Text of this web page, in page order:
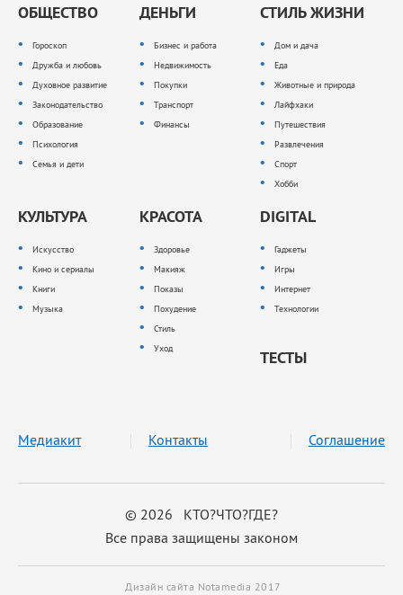
ОБЩЕСТВО
Гороскоп
Дружба и любовь
Духовное развитие
Законодательство
Образование
Психология
Семья и дети
ДЕНЬГИ
Бизнес и работа
Недвижимость
Покупки
Транспорт
Финансы
СТИЛЬ ЖИЗНИ
Дом и дача
Еда
Животные и природа
Лайфхаки
Путешествия
Развлечения
Спорт
Хобби
КУЛЬТУРА
Искусство
Кино и сериалы
Книги
Музыка
КРАСОТА
Здоровье
Макияж
Показы
Похудение
Стиль
Уход
DIGITAL
Гаджеты
Игры
Интернет
Технологии
ТЕСТЫ
© 2026 КТО?ЧТО?ГДЕ?
Все права защищены законом
Медиакит Контакты Соглашение
Дизайн сайта Notamedia 2017